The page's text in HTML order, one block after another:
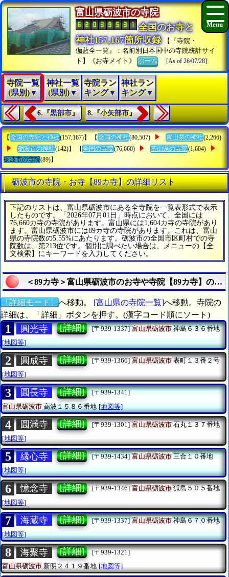
富山県砺波市の寺院
全国のお寺と
神社157,167箇所収録
【『寺院・
伽藍全一覧』：名前別日本国中の寺院統計サイ
ト】《お寺メイト》ホーム [As of 26/07/28]
寺院一覧
(県別)▼
神社一覧
(県別)▼
寺院ラン
キング▼
神社ラン
キング▼
6.『黒部市』 8.『小矢部市』
【 全国の寺院と神社(157,167)】 【 全国の神社(80,507) 富山県の神社(2,266)
砺波市の神社(142)】 【 全国の寺院(76,660) 富山県の寺院(1,604)
砺波市の寺院(89)】
砺波市の寺院・お寺【89カ寺】の詳細リスト
下記のリストは、富山県砺波市にある全寺院を一覧表形式で表示
したものです。「2026年07月01日」時点において、全国には
76,660カ寺の寺院があります。富山県には1,604カ寺の寺院があり
ます。富山県砺波市には89カ寺の寺院があります。これは、富山
県の寺院数の5.55%にあたります。砺波市の全国市区町村での寺
院数は、第213位です。個別に調べたい場合は、メニューの【全
文検索】にキーワードを入力してください。
＜89カ寺＞富山県砺波市のお寺や寺院【89カ寺】のす
〔詳細モード〕 へ移動。 [富山県の寺院一覧]へ移動。寺院の
詳細は、「詳細」ボタンを押す。(漢字コード順にソート)
1 圓光寺 [詳細] [〒939-1337] 富山県砺波市神島６３６番地
[地図等]
2 圓成寺 [詳細] [〒939-1366] 富山県砺波市表町１３番２号
[地図等]
3 圓長寺 [詳細]
[〒939-1341]
富山県砺波市高波１５８６番地 [地図等]
4 圓満寺 [詳細] [〒939-1301] 富山県砺波市石丸１３７番地
[地図等]
5 縁心寺 [詳細] [〒939-1434] 富山県砺波市三合１０番地
[地図等]
6 憶念寺 [詳細] [〒939-1346] 富山県砺波市狐島５０５番地
[地図等]
7 海蔵寺 [詳細] [〒939-1337] 富山県砺波市神島６７０番地
[地図等]
8 海聚寺 [詳細]
[〒939-1321]
富山県砺波市新明２４１９番地 [地図等]